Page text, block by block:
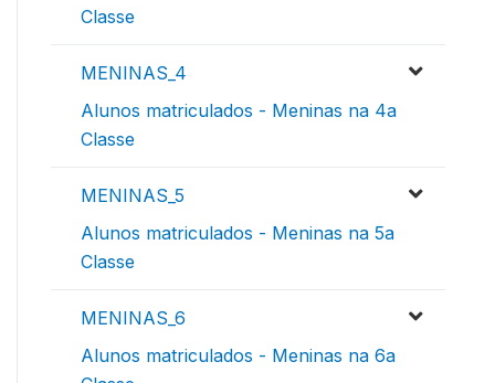
Classe
MENINAS_4
Alunos matriculados - Meninas na 4a
Classe
MENINAS_5
Alunos matriculados - Meninas na 5a
Classe
MENINAS_6
Alunos matriculados - Meninas na 6a